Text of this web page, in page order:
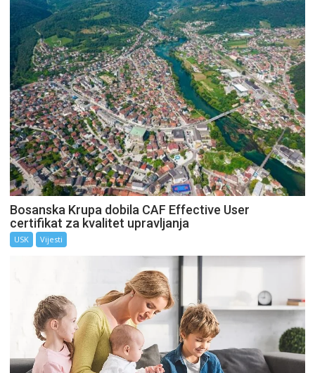
Bosanska Krupa dobila CAF Effective User
certifikat za kvalitet upravljanja
USK Vijesti